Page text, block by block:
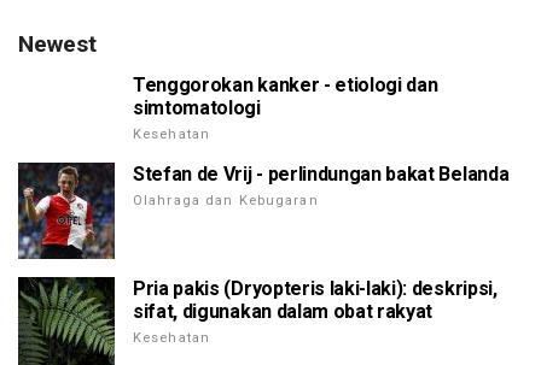
Newest
Tenggorokan kanker - etiologi dan
simtomatologi
Kesehatan
Stefan de Vrij - perlindungan bakat Belanda
Olahraga dan Kebugaran
Pria pakis (Dryopteris laki-laki): deskripsi,
sifat, digunakan dalam obat rakyat
Kesehatan